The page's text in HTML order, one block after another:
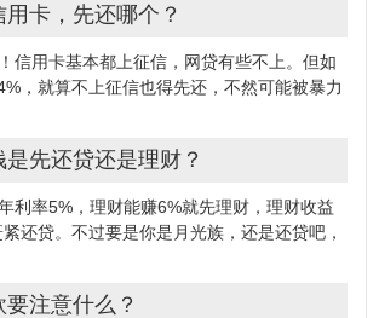
卡，先还哪个？
信用卡基本都上征信，网贷有些不上。但如
，就算不上征信也得先还，不然可能被暴力
先还贷还是理财？
利率5%，理财能赚6%就先理财，理财收益
还贷。不过要是你是月光族，还是还贷吧，
注意什么？